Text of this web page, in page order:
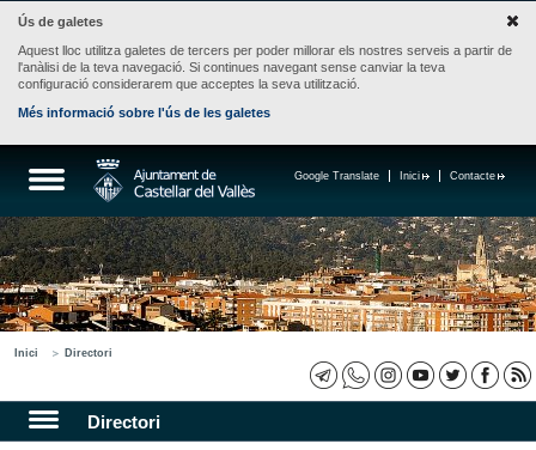
Ús de galetes
Aquest lloc utilitza galetes de tercers per poder millorar els nostres serveis a partir de
l'anàlisi de la teva navegació. Si continues navegant sense canviar la teva
configuració considerarem que acceptes la seva utilització.
Més informació sobre l'ús de les galetes
Contacte
Inici
Google Translate
Inici Directori
Directori